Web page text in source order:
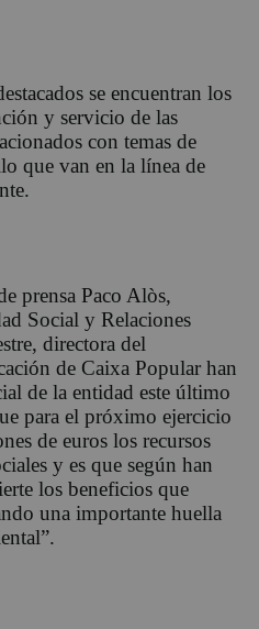
se encuentran los
y servicio de las
con temas de
que van en la línea de
prensa Paco Alòs,
Social y Relaciones
directora del
de Caixa Popular han
de la entidad este último
para el próximo ejercicio
de euros los recursos
y es que según han
los beneficios que
una importante huella